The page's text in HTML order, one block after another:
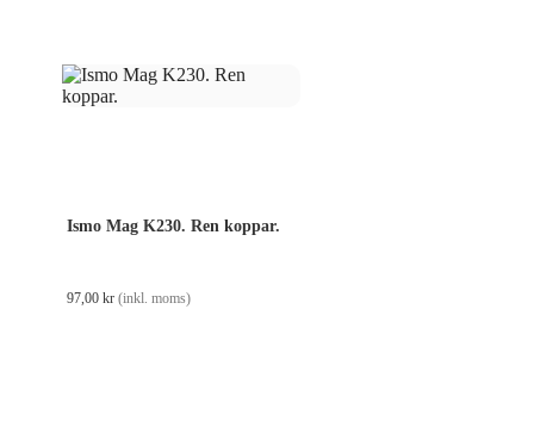
Ismo Mag K230. Ren koppar.
97,00 kr (inkl. moms)